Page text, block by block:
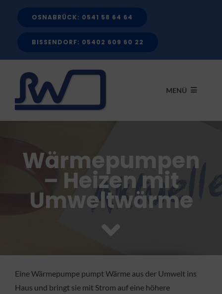
OSNABRÜCK: 0541 58 64 64
BISSENDORF: 05402 609 60 22
MENÜ
LEISTUNGEN
FÖRDERMITTEL
FACHBETRIEB
Wärmepumpen
– Heizen mit
Umweltwärme
Eine Wärmepumpe pumpt Wärme aus der Umwelt ins
Haus und bringt sie mit Strom auf eine höhere